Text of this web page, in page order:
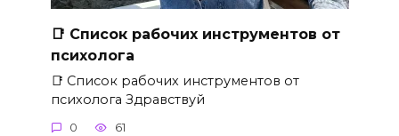
📑 Список рабочих инструментов от
психолога
📑 Список рабочих инструментов от
психолога Здравствуй
0 61